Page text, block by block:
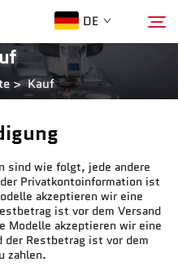
DE
>Kauf
sind wie folgt, jede andere
Privatkontoinformation ist
akzeptieren wir eine
ist vor dem Versand
Modelle akzeptieren wir eine
der Restbetrag ist vor dem
zahlen.